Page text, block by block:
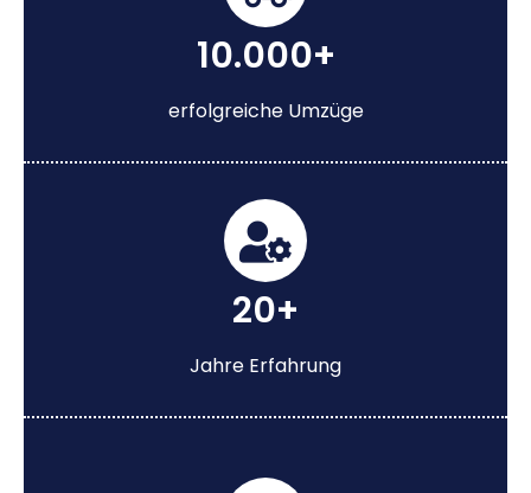
10.000+
erfolgreiche Umzüge
20+
Jahre Erfahrung